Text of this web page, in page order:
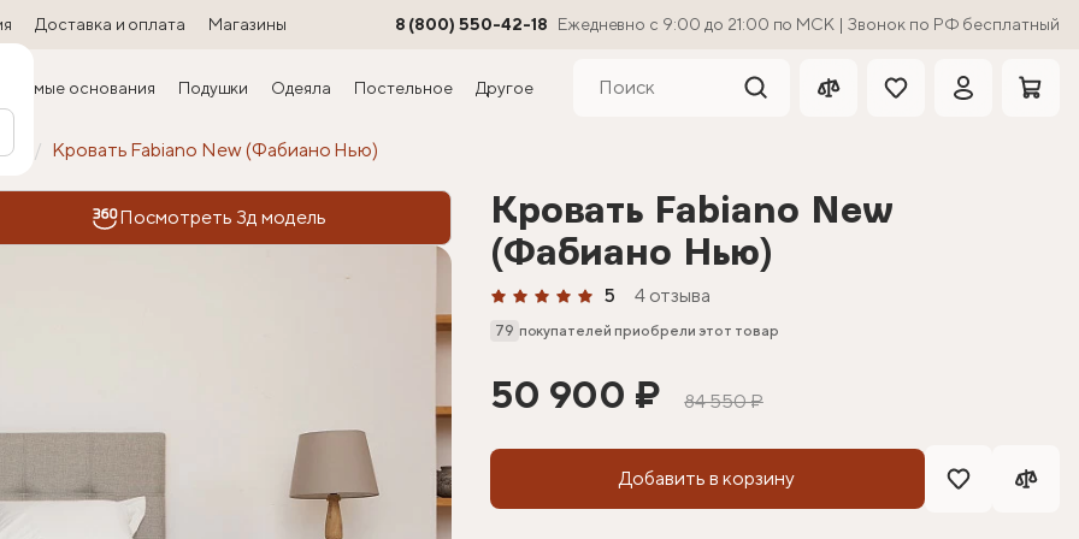
Доставка и оплата Магазины 8 (800) 550-42-18 Ежедневно с 9:00 до 21:00 по МСК | Звонок по РФ бесплатный
основания Подушки Одеяла Постельное Другое
Кровать Fabiano New (Фабиано Нью)
Посмотреть 3д модель
Кровать Fabiano New
(Фабиано Нью)
5 4 отзыва
79 покупателей приобрели этот товар
50 900 ₽ 84 550 ₽
Добавить в корзину